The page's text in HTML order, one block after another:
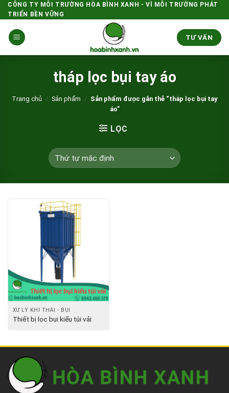
Skip
to
content
CÔNG TY MÔI TRƯỜNG HÒA BÌNH XANH - VÌ MÔI TRƯỜNG PHÁT
TRIỂN BỀN VỮNG
TƯ VẤN
tháp lọc bụi tay áo
Trang chủ / Sản phẩm / Sản phẩm được gắn thẻ “tháp lọc bụi tay
áo”
LỌC
XỬ LÝ KHÍ THẢI - BỤI
Thiết bị lọc bụi kiểu túi vải